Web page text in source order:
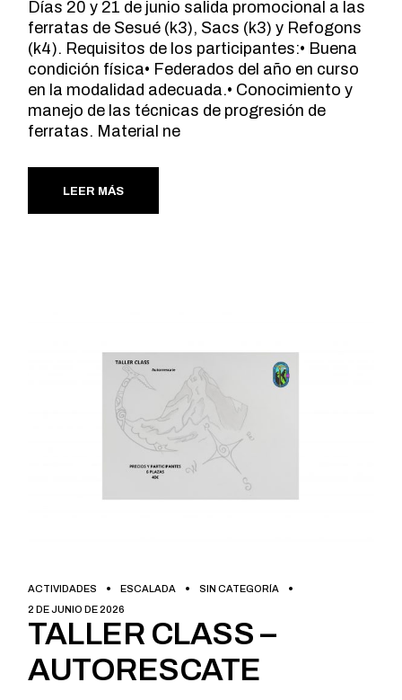
Días 20 y 21 de junio salida promocional a las
ferratas de Sesué (k3), Sacs (k3) y Refogons
(k4). Requisitos de los participantes:• Buena
condición física• Federados del año en curso
en la modalidad adecuada.• Conocimiento y
manejo de las técnicas de progresión de
ferratas. Material ne
LEER MÁS
ACTIVIDADES ESCALADA
SIN CATEGORÍA
2 DE JUNIO DE 2026
TALLER CLASS –
AUTORESCATE